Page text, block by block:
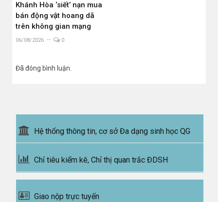
Khánh Hòa ‘siết’ nạn mua
bán động vật hoang dã
trên không gian mạng
06/08/2026 0
Đã đóng bình luận.
Hệ thống thông tin, cơ sở Đa dạng sinh học QG
Chỉ tiêu kiểm kê, Chỉ thị quan trắc ĐDSH
Giao nộp trực tuyến